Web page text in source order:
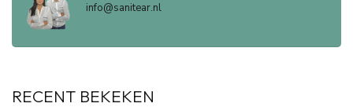
info@sanitear.nl
RECENT BEKEKEN